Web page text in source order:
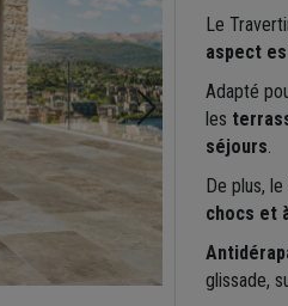
Le
aspect
Adapté
les
séjours
De plus,
chocs et
glissade,